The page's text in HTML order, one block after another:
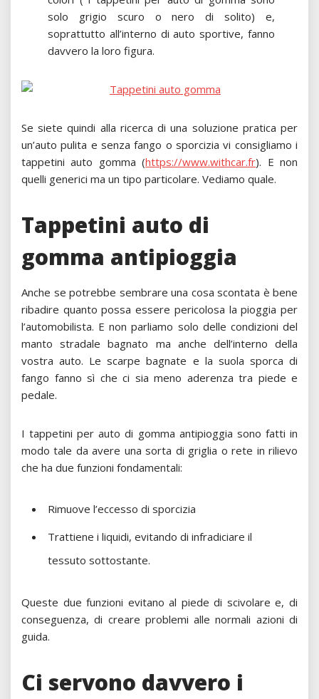
solo grigio scuro o nero di solito) e,
soprattutto all’interno di auto sportive, fanno
davvero la loro figura.
Se siete quindi alla ricerca di una soluzione pratica per
un’auto pulita e senza fango o sporcizia vi consigliamo i
tappetini auto gomma (https://www.withcar.fr). E non
quelli generici ma un tipo particolare. Vediamo quale.
Tappetini auto di
gomma antipioggia
Anche se potrebbe sembrare una cosa scontata è bene
ribadire quanto possa essere pericolosa la pioggia per
l’automobilista. E non parliamo solo delle condizioni del
manto stradale bagnato ma anche dell’interno della
vostra auto. Le scarpe bagnate e la suola sporca di
fango fanno sì che ci sia meno aderenza tra piede e
pedale.
I tappetini per auto di gomma antipioggia sono fatti in
modo tale da avere una sorta di griglia o rete in rilievo
che ha due funzioni fondamentali:
Rimuove l’eccesso di sporcizia
Trattiene i liquidi, evitando di infradiciare il
tessuto sottostante.
Queste due funzioni evitano al piede di scivolare e, di
conseguenza, di creare problemi alle normali azioni di
guida.
Ci servono davvero i